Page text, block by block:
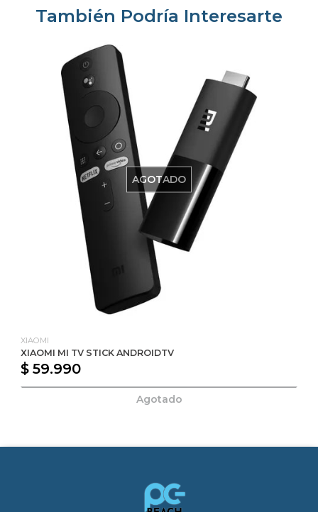
También Podría Interesarte
AGOTADO
XIAOMI
XIAOMI MI TV STICK ANDROIDTV
$ 59.990
Agotado